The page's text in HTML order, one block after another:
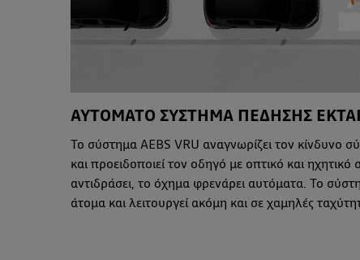
ΑΥΤΟΜΑΤΟ ΣΥΣΤΗΜΑ ΠΕΔΗΣΗΣ
Το σύστημα AEBS VRU αναγνωρίζει τον κίνδυνο
και προειδοποιεί τον οδηγό με οπτικό και ηχητικό
αντιδράσει, το όχημα φρενάρει αυτόματα. Το
άτομα και λειτουργεί ακόμη και σε χαμηλές